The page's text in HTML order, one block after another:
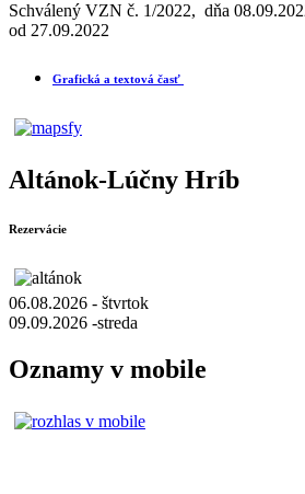
Schválený VZN č. 1/2022, dňa
od 27.09.2022
Grafická a textová časť
Altánok-Lúčny Hríb
Rezervácie
06.08.2026 - štvrtok
09.09.2026 -streda
Oznamy v mobile